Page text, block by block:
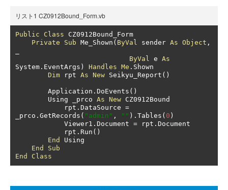
リスト1 CZ0912Bound_Form.vb
Public Class CZ0912Bound_Form
Private
Sub Me_Shown ( ByVal sender As Object ,
ByVal
e As
System . EventArgs ) Handles Me . Shown
Dim rpt As New Seikyu_Report ()
        Application
. DoEvents ()
        Using _prco
As New CZ0912Bound
            rpt
. DataSource =
_prco . GetRecords ( "admin" , "" ). Tables ( 0 )
            Viewer1
. Document = rpt . Document
            rpt
. Run ()
End
Using
End
Sub
End
Class